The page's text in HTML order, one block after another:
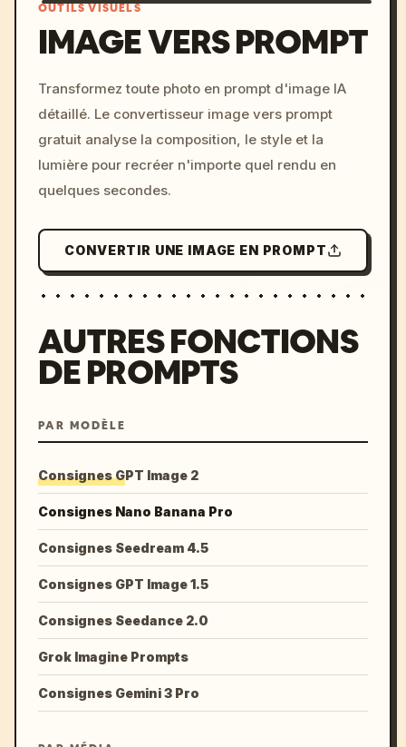
c, cyberpunk sunset, neon
colors, 8k --v 6.0
OUTILS VISUELS
IMAGE VERS PROMPT
Transformez toute photo en prompt d'image IA
détaillé. Le convertisseur image vers prompt
gratuit analyse la composition, le style et la
lumière pour recréer n'importe quel rendu en
quelques secondes.
CONVERTIR UNE IMAGE EN PROMPT
AUTRES FONCTIONS
DE PROMPTS
PAR MODÈLE
Consignes GPT Image 2
Consignes Nano Banana Pro
Consignes Seedream 4.5
Consignes GPT Image 1.5
Consignes Seedance 2.0
Grok Imagine Prompts
Consignes Gemini 3 Pro